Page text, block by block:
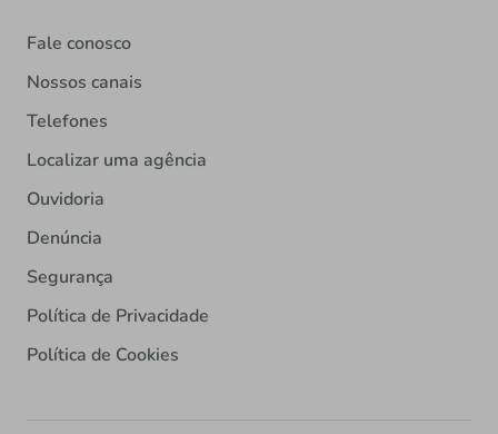
Fale conosco
Nossos canais
Telefones
Localizar uma agência
Ouvidoria
Denúncia
Segurança
Política de Privacidade
Política de Cookies